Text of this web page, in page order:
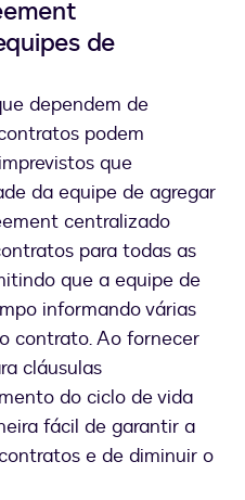
de
dependem de
podem
que
da equipe de agregar
centralizado
para todas as
que a equipe de
informando várias
contrato. Ao fornecer
cláusulas
do ciclo de vida
fácil de garantir a
e de diminuir o